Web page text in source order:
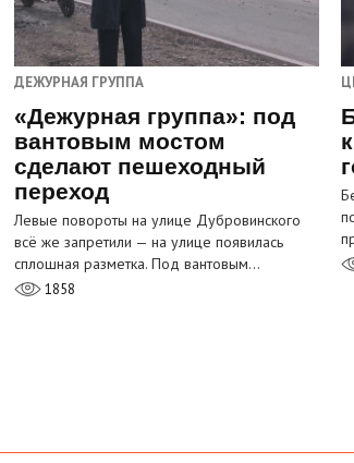
ДЕЖУРНАЯ ГРУППА
«Дежурная группа»: под
вантовым мостом
сделают пешеходный
переход
Левые повороты на улице Дубровинского
всё же запретили — на улице появилась
сплошная разметка. Под вантовым…
1858